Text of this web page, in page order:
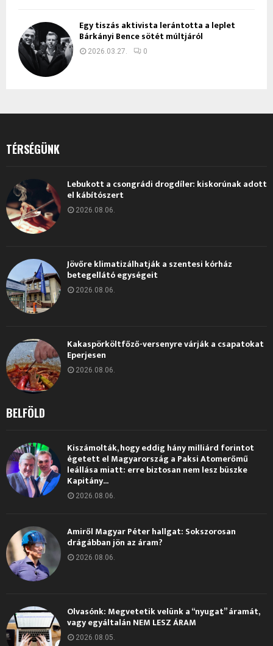
Egy tiszás aktivista lerántotta a leplet
Bárkányi Bence sötét múltjáról
2026.03.27. 0
TÉRSÉGÜNK
Lebukott a csongrádi drogdíler: kiskorúnak adott
el kábítószert
2026.08.06.
Jövőre klimatizálhatják a szentesi kórház
betegellátó egységeit
2026.08.06.
Kakaspörköltfőző-versenyre várják a csapatokat
Eperjesen
2026.08.06.
BELFÖLD
Kiszámolták, hogy eddig hány milliárd forintot
égetett el Magyarország a Paksi Atomerőmű
leállása miatt: erre biztosan nem lesz büszke
Kapitány...
2026.08.06.
Amiről Magyar Péter hallgat: Sokszorosan
drágábban jön az áram?
2026.08.06.
Olvasónk: Megvetetik velünk a “nyugat” áramát,
vagy egyáltalán NEM LESZ ÁRAM
2026.08.05.